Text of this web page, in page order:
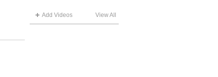
Add Videos View All